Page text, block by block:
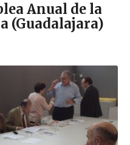
Anual de la
(Guadalajara)